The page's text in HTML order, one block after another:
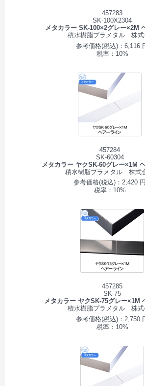
457283
SK-100X2304
メタカラー SK-100×2グレー×2M
積水樹脂プラメタル 株式
参考価格(税込)：6,116
税率：10%
457284
SK-60304
メタカラー ヤクSK-60グレー×1M
積水樹脂プラメタル 株式
参考価格(税込)：2,420 円
税率：10%
457285
SK-75
メタカラー ヤクSK-75グレー×1M
積水樹脂プラメタル 株式
参考価格(税込)：2,750
税率：10%